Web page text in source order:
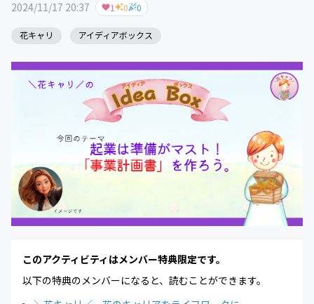
2024/11/17 20:37 1 0 0
花キャリ アイディアボックス
このアクティビティはメンバー特典限定です。
以下の特典のメンバーになると、読むことができます。